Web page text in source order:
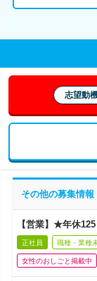
志望動
その他の募集情報
【営業】★年休
正社員 職種・業種
女性のおしごと掲載中